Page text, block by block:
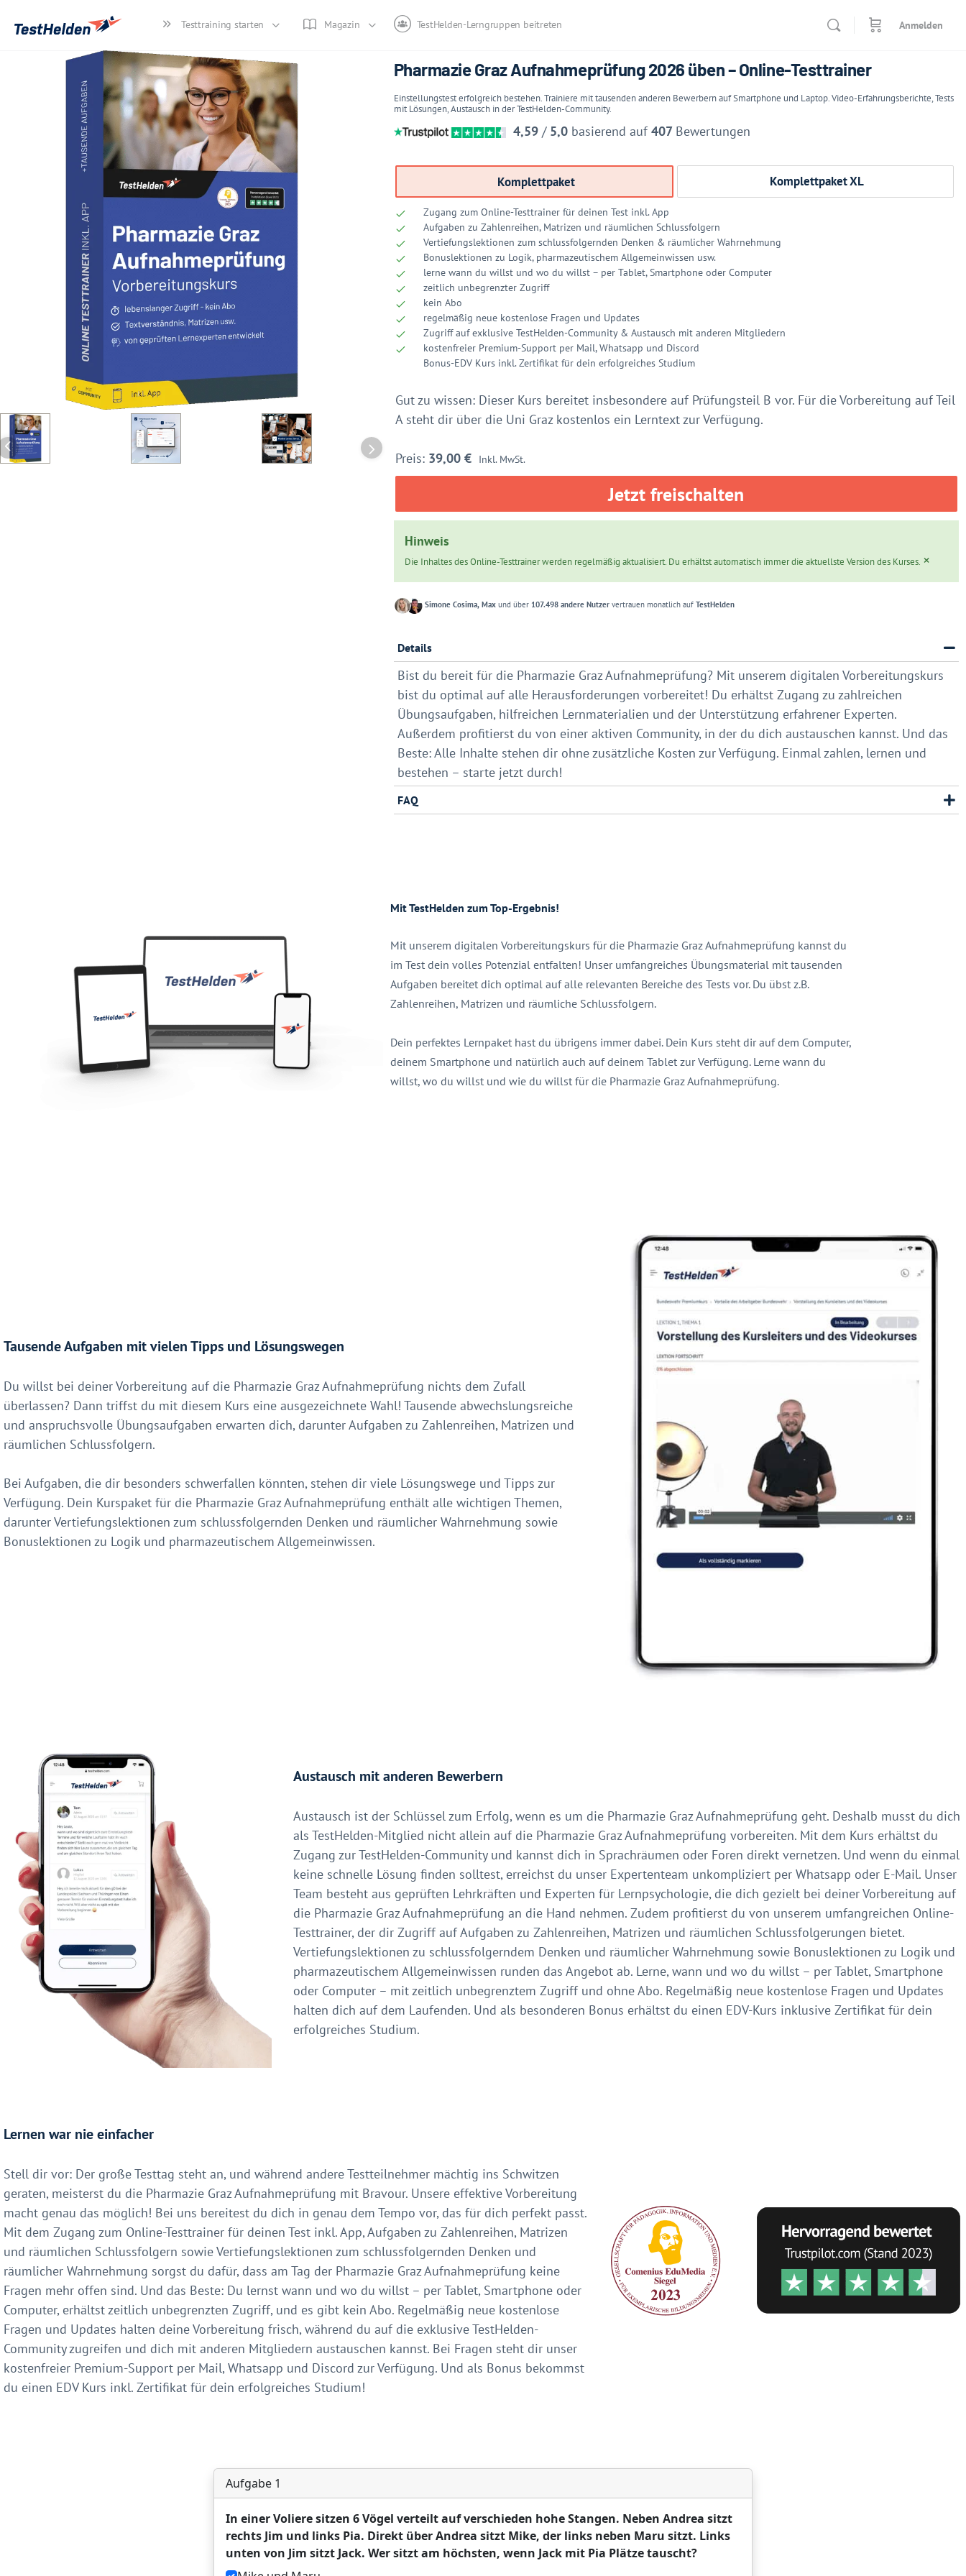
Testtraining starten Magazin TestHelden-Lerngruppen beitreten Anmelden
Pharmazie Graz Aufnahmeprüfung 2026 üben – Online-Testtrainer
Einstellungstest erfolgreich bestehen. Trainiere mit tausenden anderen Bewerbern auf Smartphone und Laptop. Video-Erfahrungsberichte, Tests
mit Lösungen, Austausch in der TestHelden-Community.
4,59/ 5,0basierend auf 407 Bewertungen
Komplettpaket Komplettpaket XL
Zugang zum Online-Testtrainer für deinen Test inkl. App
Aufgaben zu Zahlenreihen, Matrizen und räumlichen Schlussfolgern
Vertiefungslektionen zum schlussfolgernden Denken & räumlicher Wahrnehmung
Bonuslektionen zu Logik, pharmazeutischem Allgemeinwissen usw.
lerne wann du willst und wo du willst – per Tablet, Smartphone oder Computer
zeitlich unbegrenzter Zugriff
kein Abo
regelmäßig neue kostenlose Fragen und Updates
Zugriff auf exklusive TestHelden-Community & Austausch mit anderen Mitgliedern
kostenfreier Premium-Support per Mail, Whatsapp und Discord
Bonus-EDV Kurs inkl. Zertifikat für dein erfolgreiches Studium
Gut zu wissen: Dieser Kurs bereitet insbesondere auf Prüfungsteil B vor. Für die Vorbereitung auf Teil
A steht dir über die Uni Graz kostenlos ein Lerntext zur Verfügung.
39,00 € Inkl. MwSt.
Jetzt freischalten
Hinweis
Die Inhaltes des Online-Testtrainer werden regelmäßig aktualisiert. Du erhältst automatisch immer die aktuellste Version des Kurses. ×
Simone Cosima, Maxund über 107.498 andere Nutzervertrauen monatlich auf TestHelden
Details
Bist du bereit für die Pharmazie Graz Aufnahmeprüfung? Mit unserem digitalen Vorbereitungskurs
bist du optimal auf alle Herausforderungen vorbereitet! Du erhältst Zugang zu zahlreichen
Übungsaufgaben, hilfreichen Lernmaterialien und der Unterstützung erfahrener Experten.
Außerdem profitierst du von einer aktiven Community, in der du dich austauschen kannst. Und das
Beste: Alle Inhalte stehen dir ohne zusätzliche Kosten zur Verfügung. Einmal zahlen, lernen und
bestehen – starte jetzt durch!
FAQ
Mit TestHelden zum Top-Ergebnis!
Mit unserem digitalen Vorbereitungskurs für die Pharmazie Graz Aufnahmeprüfung kannst du
im Test dein volles Potenzial entfalten! Unser umfangreiches Übungsmaterial mit tausenden
Aufgaben bereitet dich optimal auf alle relevanten Bereiche des Tests vor. Du übst z.B.
Zahlenreihen, Matrizen und räumliche Schlussfolgern.
Dein perfektes Lernpaket hast du übrigens immer dabei. Dein Kurs steht dir auf dem Computer,
deinem Smartphone und natürlich auch auf deinem Tablet zur Verfügung. Lerne wann du
willst, wo du willst und wie du willst für die Pharmazie Graz Aufnahmeprüfung.
Tausende Aufgaben mit vielen Tipps und Lösungswegen
Du willst bei deiner Vorbereitung auf die Pharmazie Graz Aufnahmeprüfung nichts dem Zufall
überlassen? Dann triffst du mit diesem Kurs eine ausgezeichnete Wahl! Tausende abwechslungsreiche
und anspruchsvolle Übungsaufgaben erwarten dich, darunter Aufgaben zu Zahlenreihen, Matrizen und
räumlichen Schlussfolgern.
Bei Aufgaben, die dir besonders schwerfallen könnten, stehen dir viele Lösungswege und Tipps zur
Verfügung. Dein Kurspaket für die Pharmazie Graz Aufnahmeprüfung enthält alle wichtigen Themen,
darunter Vertiefungslektionen zum schlussfolgernden Denken und räumlicher Wahrnehmung sowie
Bonuslektionen zu Logik und pharmazeutischem Allgemeinwissen.
Austausch mit anderen Bewerbern
Austausch ist der Schlüssel zum Erfolg, wenn es um die Pharmazie Graz Aufnahmeprüfung geht. Deshalb musst du dich
als TestHelden-Mitglied nicht allein auf die Pharmazie Graz Aufnahmeprüfung vorbereiten. Mit dem Kurs erhältst du
Zugang zur TestHelden-Community und kannst dich in Sprachräumen oder Foren direkt vernetzen. Und wenn du einmal
keine schnelle Lösung finden solltest, erreichst du unser Expertenteam unkompliziert per Whatsapp oder E-Mail. Unser
Team besteht aus geprüften Lehrkräften und Experten für Lernpsychologie, die dich gezielt bei deiner Vorbereitung auf
die Pharmazie Graz Aufnahmeprüfung an die Hand nehmen. Zudem profitierst du von unserem umfangreichen Online-
Testtrainer, der dir Zugriff auf Aufgaben zu Zahlenreihen, Matrizen und räumlichen Schlussfolgerungen bietet.
Vertiefungslektionen zu schlussfolgerndem Denken und räumlicher Wahrnehmung sowie Bonuslektionen zu Logik und
pharmazeutischem Allgemeinwissen runden das Angebot ab. Lerne, wann und wo du willst – per Tablet, Smartphone
oder Computer – mit zeitlich unbegrenztem Zugriff und ohne Abo. Regelmäßig neue kostenlose Fragen und Updates
halten dich auf dem Laufenden. Und als besonderen Bonus erhältst du einen EDV-Kurs inklusive Zertifikat für dein
erfolgreiches Studium.
Lernen war nie einfacher
Stell dir vor: Der große Testtag steht an, und während andere Testteilnehmer mächtig ins Schwitzen
geraten, meisterst du die Pharmazie Graz Aufnahmeprüfung mit Bravour. Unsere effektive Vorbereitung
macht genau das möglich! Bei uns bereitest du dich in genau dem Tempo vor, das für dich perfekt passt.
Mit dem Zugang zum Online-Testtrainer für deinen Test inkl. App, Aufgaben zu Zahlenreihen, Matrizen
und räumlichen Schlussfolgern sowie Vertiefungslektionen zum schlussfolgernden Denken und
räumlicher Wahrnehmung sorgst du dafür, dass am Tag der Pharmazie Graz Aufnahmeprüfung keine
Fragen mehr offen sind. Und das Beste: Du lernst wann und wo du willst – per Tablet, Smartphone oder
Computer, erhältst zeitlich unbegrenzten Zugriff, und es gibt kein Abo. Regelmäßig neue kostenlose
Fragen und Updates halten deine Vorbereitung frisch, während du auf die exklusive TestHelden-
Community zugreifen und dich mit anderen Mitgliedern austauschen kannst. Bei Fragen steht dir unser
kostenfreier Premium-Support per Mail, Whatsapp und Discord zur Verfügung. Und als Bonus bekommst
du einen EDV Kurs inkl. Zertifikat für dein erfolgreiches Studium!